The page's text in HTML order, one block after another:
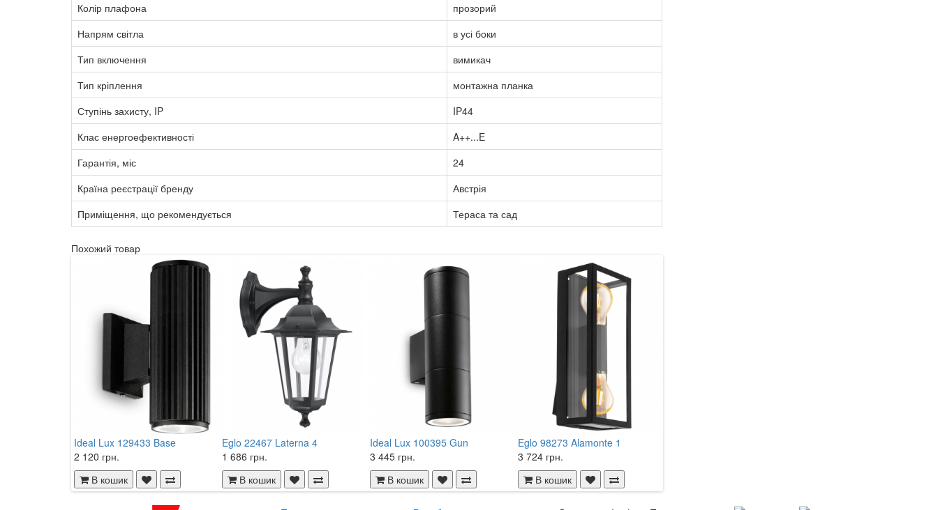
Колір плафона
прозорий
Напрям світла
в усі боки
Тип включення
вимикач
Тип кріплення
монтажна планка
Ступінь захисту, IP
IP44
Клас енергоефективності
A++...E
Гарантія, міс
24
Країна реєстрації бренду
Австрія
Приміщення, що рекомендується
Тераса та сад
Похожий товар
Ideal Lux 129433 Base
2 120 грн.
В кошик
Eglo 22467 Laterna 4
1 686 грн.
В кошик
Ideal Lux 100395 Gun
3 445 грн.
В кошик
Eglo 98273 Alamonte 1
3 724 грн.
В кошик